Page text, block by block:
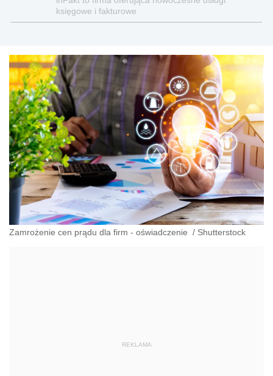
księgowe i fakturowe
Zamrożenie cen prądu dla firm - oświadczenie / Shutterstock